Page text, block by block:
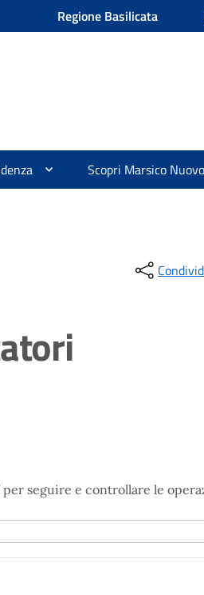
Regione Basilicata
Scopri Marsico Nuovo
seguire e controllare le